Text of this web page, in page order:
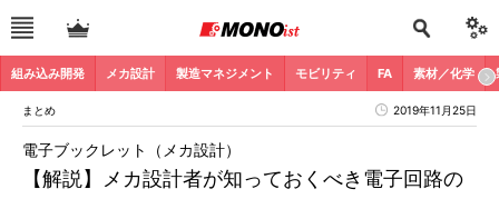
組み込み開発 メカ設計 製造マネジメント モビリティ FA 素材／化学
まとめ 2019年11月25日
【解説】メカ設計者が知っておくべき電子回路の
電子ブックレット（メカ設計）